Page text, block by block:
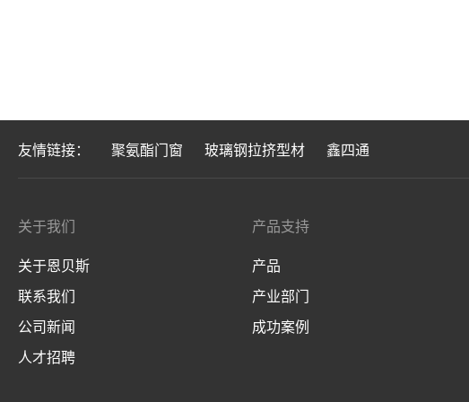
友情链接： 聚氨酯门窗 玻璃钢拉挤型材 鑫四通
关于我们
关于恩贝斯
联系我们
公司新闻
人才招聘
产品支持
产品
产业部门
成功案例